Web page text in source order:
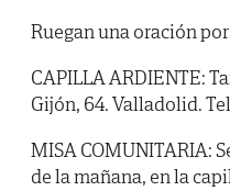
Ruegan una oración
CAPILLA ARDIENTE:
Gijón, 64. Valladolid.
MISA COMUNITARIA:
de la mañana, en la